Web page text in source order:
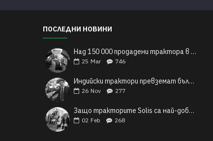
ПОСЛЕДНИ НОВИНИ
Над 150 000 продадени трактора в Европа: Индийските трактори Solis и техния легендарен успех
25 Mar 746
Индийски трактори превземат българските полета
26 Nov 277
Защо тракторите Solis са най-добрият избор за българските малки и средни фермери?
02 Feb 268